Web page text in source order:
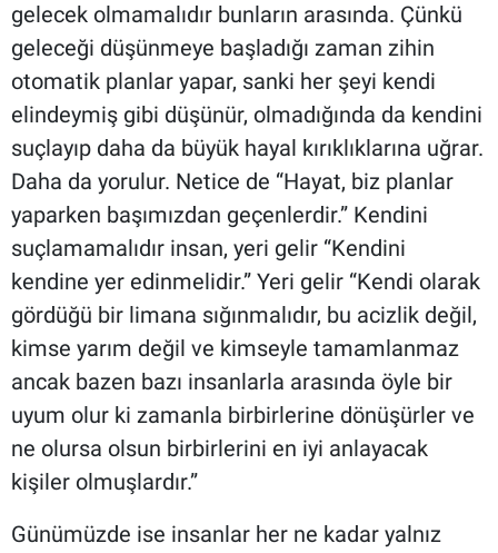
gelecek olmamalıdır bunların arasında. Çünkü
geleceği düşünmeye başladığı zaman zihin
otomatik planlar yapar, sanki her şeyi kendi
elindeymiş gibi düşünür, olmadığında da kendini
suçlayıp daha da büyük hayal kırıklıklarına uğrar.
Daha da yorulur. Netice de “Hayat, biz planlar
yaparken başımızdan geçenlerdir.” Kendini
suçlamamalıdır insan, yeri gelir “Kendini
kendine yer edinmelidir.” Yeri gelir “Kendi olarak
gördüğü bir limana sığınmalıdır, bu acizlik değil,
kimse yarım değil ve kimseyle tamamlanmaz
ancak bazen bazı insanlarla arasında öyle bir
uyum olur ki zamanla birbirlerine dönüşürler ve
ne olursa olsun birbirlerini en iyi anlayacak
kişiler olmuşlardır.”
Günümüzde ise insanlar her ne kadar yalnız